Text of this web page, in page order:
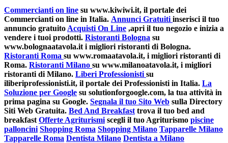
Commercianti on line su www.kiwiwi.it, il portale dei
Commercianti on line in Italia. Annunci Gratuiti inserisci il tuo
annuncio gratuito Acquisti On Line ,apri il tuo negozio e inizia a
vendere i tuoi prodotti. Ristoranti Bologna su
www.bolognaatavola.it i migliori ristoranti di Bologna.
Ristoranti Roma su www.romaatavola.it, i migliori ristoranti di
Roma. Ristoranti Milano su www.milanoatavola.it, i migliori
ristoranti di Milano. Liberi Professionisti su
iliberiprofessionisti.it, il portale dei Professionisti in Italia. La
Soluzione per Google su solutionforgoogle.com, la tua attività in
prima pagina su Google. Segnala il tuo Sito Web sulla Directory
Siti Web Gratuita. Bed And Breakfast trova il tuo bed and
breakfast Offerte Agriturismi scegli il tuo Agriturismo piscine
palloncini Shopping Roma Shopping Milano Tapparelle Milano
Tapparelle Roma Dentista Milano Dentista a Milano